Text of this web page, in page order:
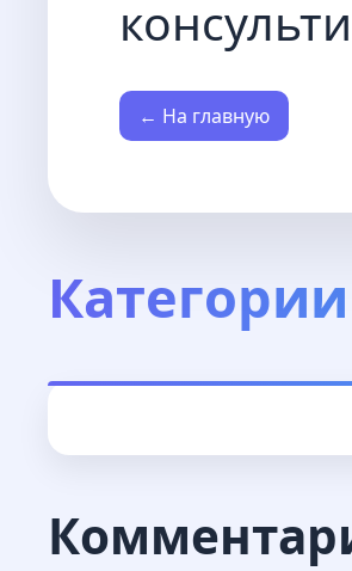
← На главную